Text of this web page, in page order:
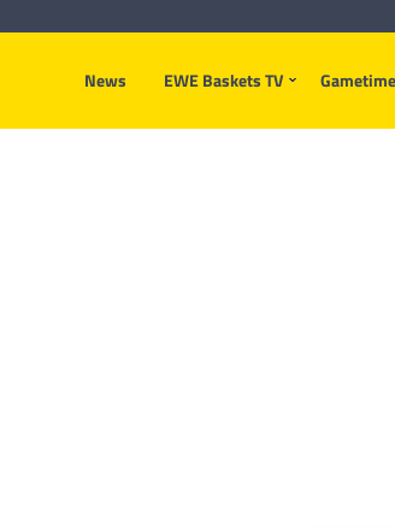
News EWE Baskets TV Gametime